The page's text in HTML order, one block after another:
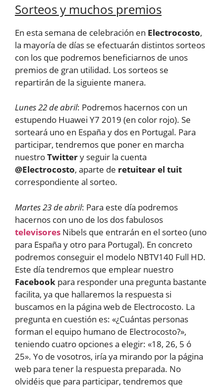
Sorteos y muchos premios
En esta semana de celebración en Electrocosto,
la mayoría de días se efectuarán distintos sorteos
con los que podremos beneficiarnos de unos
premios de gran utilidad. Los sorteos se
repartirán de la siguiente manera.
Lunes 22 de abril: Podremos hacernos con un
estupendo Huawei Y7 2019 (en color rojo). Se
sorteará uno en España y dos en Portugal. Para
participar, tendremos que poner en marcha
nuestroTwittery seguir la cuenta
@Electrocosto, aparte de retuitear el tuit
correspondiente al sorteo.
Martes 23 de abril: Para este día podremos
hacernos con uno de los dos fabulosos
televisores Nibels que entrarán en el sorteo (uno
para España y otro para Portugal). En concreto
podremos conseguir el modelo NBTV140 Full HD.
Este día tendremos que emplear nuestro
Facebook para responder una pregunta bastante
facilita, ya que hallaremos la respuesta si
buscamos en la página web de Electrocosto. La
pregunta en cuestión es: «¿Cuántas personas
forman el equipo humano de Electrocosto?»,
teniendo cuatro opciones a elegir: «18, 26, 5 ó
25». Yo de vosotros, iría ya mirando por la página
web para tener la respuesta preparada. No
olvidéis que para participar, tendremos que